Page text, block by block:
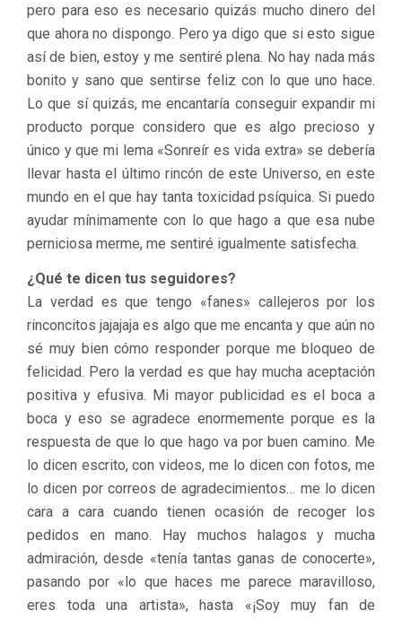
pero para eso es necesario quizás mucho dinero del
que ahora no dispongo. Pero ya digo que si esto sigue
así de bien, estoy y me sentiré plena. No hay nada más
bonito y sano que sentirse feliz con lo que uno hace.
Lo que sí quizás, me encantaría conseguir expandir mi
producto porque considero que es algo precioso y
único y que mi lema «Sonreír es vida extra» se debería
llevar hasta el último rincón de este Universo, en este
mundo en el que hay tanta toxicidad psíquica. Si puedo
ayudar mínimamente con lo que hago a que esa nube
perniciosa merme, me sentiré igualmente satisfecha.
¿Qué te dicen tus seguidores?
La verdad es que tengo «fanes» callejeros por los
rinconcitos jajajaja es algo que me encanta y que aún no
sé muy bien cómo responder porque me bloqueo de
felicidad. Pero la verdad es que hay mucha aceptación
positiva y efusiva. Mi mayor publicidad es el boca a
boca y eso se agradece enormemente porque es la
respuesta de que lo que hago va por buen camino. Me
lo dicen escrito, con videos, me lo dicen con fotos, me
lo dicen por correos de agradecimientos… me lo dicen
cara a cara cuando tienen ocasión de recoger los
pedidos en mano. Hay muchos halagos y mucha
admiración, desde «tenía tantas ganas de conocerte»,
pasando por «lo que haces me parece maravilloso,
eres toda una artista», hasta «¡Soy muy fan de